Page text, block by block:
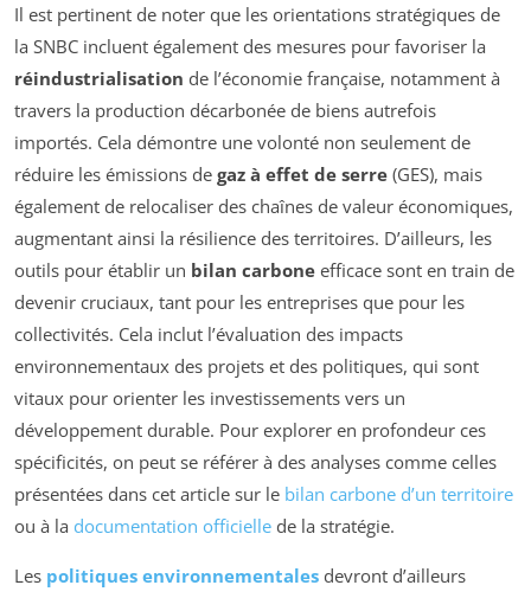
Il est pertinent de noter que les orientations stratégiques de
la SNBC incluent également des mesures pour favoriser la
réindustrialisation de l’économie française, notamment à
travers la production décarbonée de biens autrefois
importés. Cela démontre une volonté non seulement de
réduire les émissions de gaz à effet de serre (GES), mais
également de relocaliser des chaînes de valeur économiques,
augmentant ainsi la résilience des territoires. D’ailleurs, les
outils pour établir un bilan carbone efficace sont en train de
devenir cruciaux, tant pour les entreprises que pour les
collectivités. Cela inclut l’évaluation des impacts
environnementaux des projets et des politiques, qui sont
vitaux pour orienter les investissements vers un
développement durable. Pour explorer en profondeur ces
spécificités, on peut se référer à des analyses comme celles
présentées dans cet article sur le bilan carbone d’un territoire
ou à la documentation officielle de la stratégie.
Les politiques environnementales devront d’ailleurs